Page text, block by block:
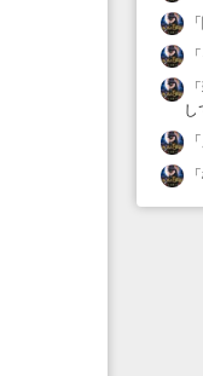
「
「
「
し
「
「